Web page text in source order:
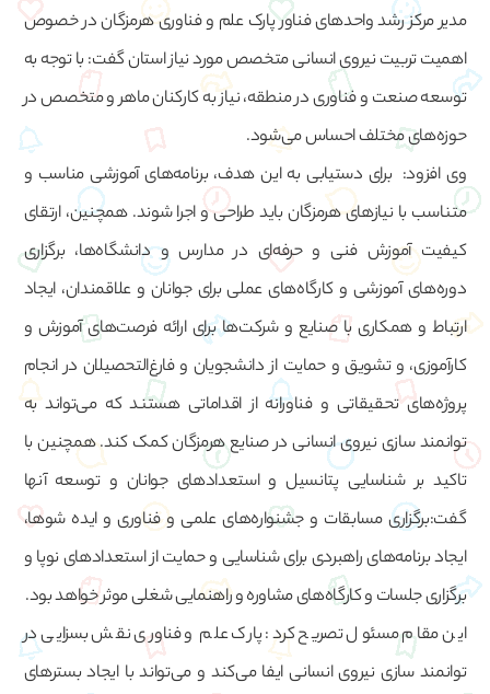
مدیر مرکز رشد واحدهای فناور پارک علم و فناوری هرمزگان در خصوص
اهمیت تربیت نیروی انسانی متخصص مورد نیاز استان گفت: با توجه به
توسعه صنعت و فناوری در منطقه، نیاز به کارکنان ماهر و متخصص در
حوزه‌های مختلف احساس می‌شود.
وی افزود: برای دستیابی به این هدف، برنامه‌های آموزشی مناسب و
متناسب با نیازهای هرمزگان باید طراحی و اجرا شوند. همچنین، ارتقای
کیفیت آموزش فنی و حرفه‌ای در مدارس و دانشگاه‌ها، برگزاری
دوره‌های آموزشی و کارگاه‌های عملی برای جوانان و علاقمندان، ایجاد
ارتباط و همکاری با صنایع و شرکت‌ها برای ارائه فرصت‌های آموزش و
کارآموزی، و تشویق و حمایت از دانشجویان و فارغ‌التحصیلان در انجام
پروژه‌های تحقیقاتی و فناورانه از اقداماتی هستند که می‌تواند به
توانمند سازی نیروی انسانی در صنایع هرمزگان کمک کند. همچنین با
تاکید بر شناسایی پتانسیل و استعدادهای جوانان و توسعه آنها
گفت:برگزاری مسابقات و جشنواره‌های علمی و فناوری و ایده شوها،
ایجاد برنامه‌های راهبردی برای شناسایی و حمایت از استعدادهای نوپا و
برگزاری جلسات و کارگاه‌های مشاوره و راهنمایی شغلی موثر خواهد بود.
این مقام مسئول تصریح کرد: پارک علم و فناوری نقش بسزایی در
توانمند سازی نیروی انسانی ایفا می‌کند و می‌تواند با ایجاد بسترهای